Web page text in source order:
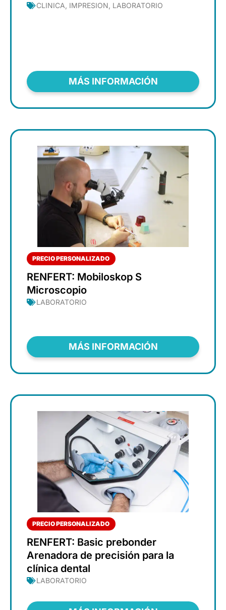
CLINICA IMPRESION LABORATORIO
MÁS INFORMACIÓN
PRECIO PERSONALIZADO
RENFERT: Mobiloskop S
Microscopio
LABORATORIO
MÁS INFORMACIÓN
PRECIO PERSONALIZADO
RENFERT: Basic prebonder
Arenadora de precisión para la
clínica dental
LABORATORIO